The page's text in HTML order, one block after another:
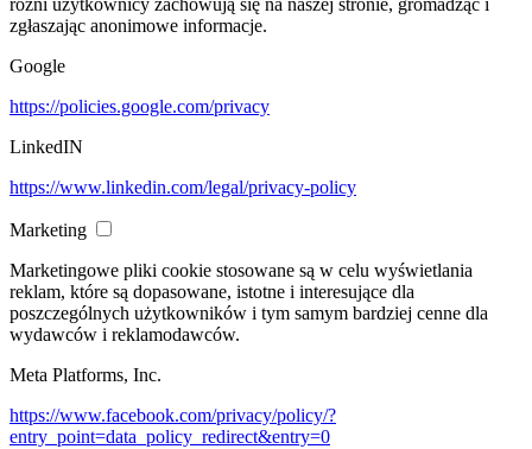
różni użytkownicy zachowują się na naszej stronie, gromadząc i
zgłaszając anonimowe informacje.
Google
https://policies.google.com/privacy
LinkedIN
https://www.linkedin.com/legal/privacy-policy
Marketing
Marketingowe pliki cookie stosowane są w celu wyświetlania
reklam, które są dopasowane, istotne i interesujące dla
poszczególnych użytkowników i tym samym bardziej cenne dla
wydawców i reklamodawców.
Meta Platforms, Inc.
https://www.facebook.com/privacy/policy/?
entry_point=data_policy_redirect&entry=0